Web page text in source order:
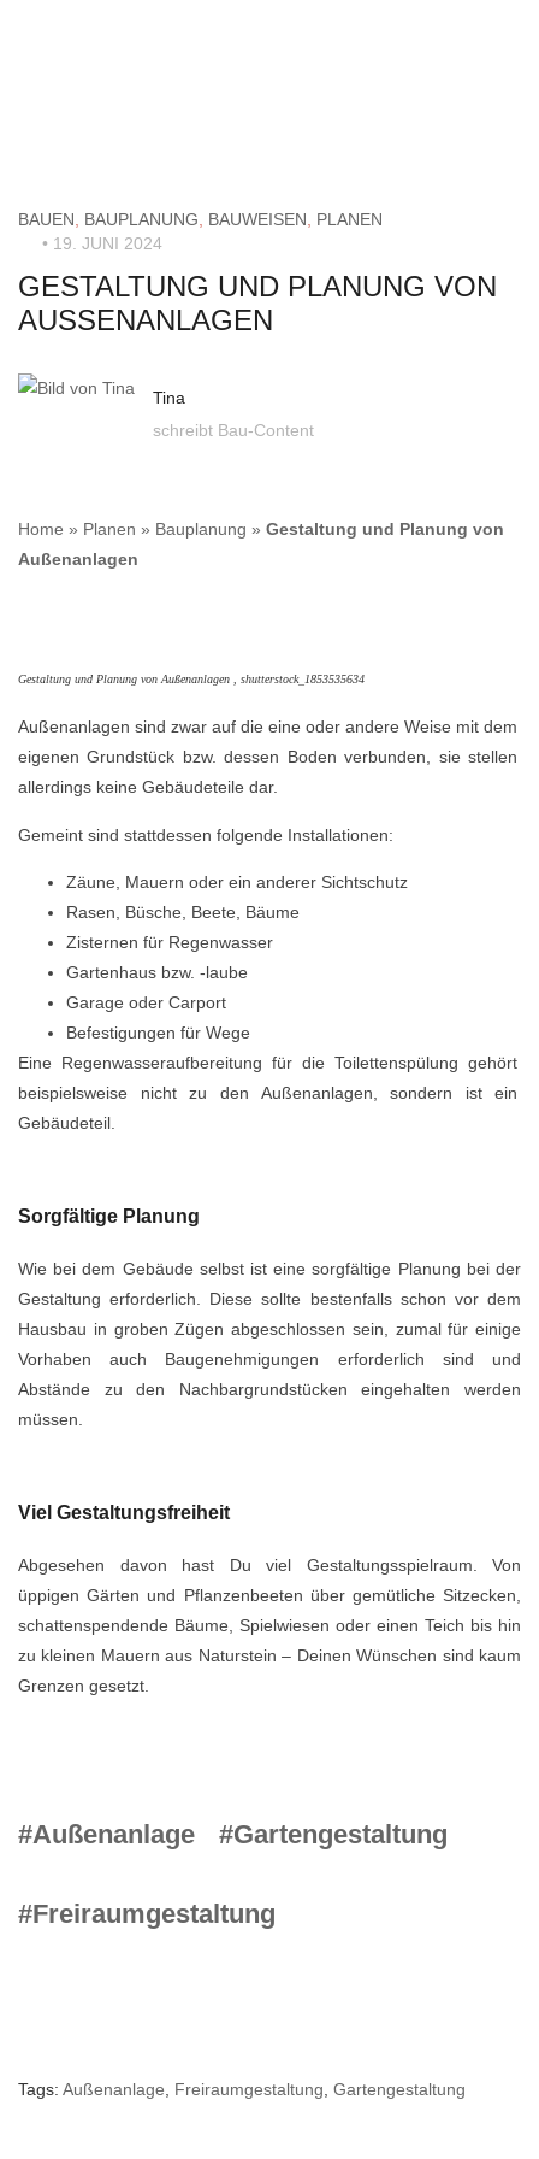
BAUEN BAUPLANUNG BAUWEISEN
PLANEN
• 19. JUNI 2024
GESTALTUNG UND PLANUNG VON
AUSSENANLAGEN
Tina
schreibt Bau-Content
Home » Planen » Bauplanung » Gestaltung und Planung von
Außenanlagen
Gestaltung und Planung von Außenanlagen , shutterstock_1853535634
Außenanlagen sind zwar auf die eine oder andere Weise mit dem
eigenen Grundstück bzw. dessen Boden verbunden, sie stellen
allerdings keine Gebäudeteile dar.
Gemeint sind stattdessen folgende Installationen:
Zäune, Mauern oder ein anderer Sichtschutz
Rasen, Büsche, Beete, Bäume
Zisternen für Regenwasser
Gartenhaus bzw. -laube
Garage oder Carport
Befestigungen für Wege
Eine Regenwasseraufbereitung für die Toilettenspülung gehört
beispielsweise nicht zu den Außenanlagen, sondern ist ein
Gebäudeteil.
Sorgfältige Planung
Wie bei dem Gebäude selbst ist eine sorgfältige Planung bei der
Gestaltung erforderlich. Diese sollte bestenfalls schon vor dem
Hausbau in groben Zügen abgeschlossen sein, zumal für einige
Vorhaben auch Baugenehmigungen erforderlich sind und
Abstände zu den Nachbargrundstücken eingehalten werden
müssen.
Viel Gestaltungsfreiheit
Abgesehen davon hast Du viel Gestaltungsspielraum. Von
üppigen Gärten und Pflanzenbeeten über gemütliche Sitzecken,
schattenspendende Bäume, Spielwiesen oder einen Teich bis hin
zu kleinen Mauern aus Naturstein – Deinen Wünschen sind kaum
Grenzen gesetzt.
#Außenanlage #Gartengestaltung
#Freiraumgestaltung
Tags: Außenanlage, Freiraumgestaltung, Gartengestaltung